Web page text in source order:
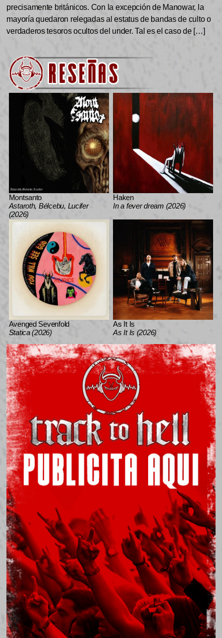
precisamente británicos. Con la excepción de Manowar, la
mayoría quedaron relegadas al estatus de bandas de culto o
verdaderos tesoros ocultos del under. Tal es el caso de […]
Montsanto
Astaroth, Bélcebu, Lucifer
(2026)
Haken
In a fever dream (2026)
Avenged Sevenfold
Statica (2026)
As It Is
As It Is (2026)